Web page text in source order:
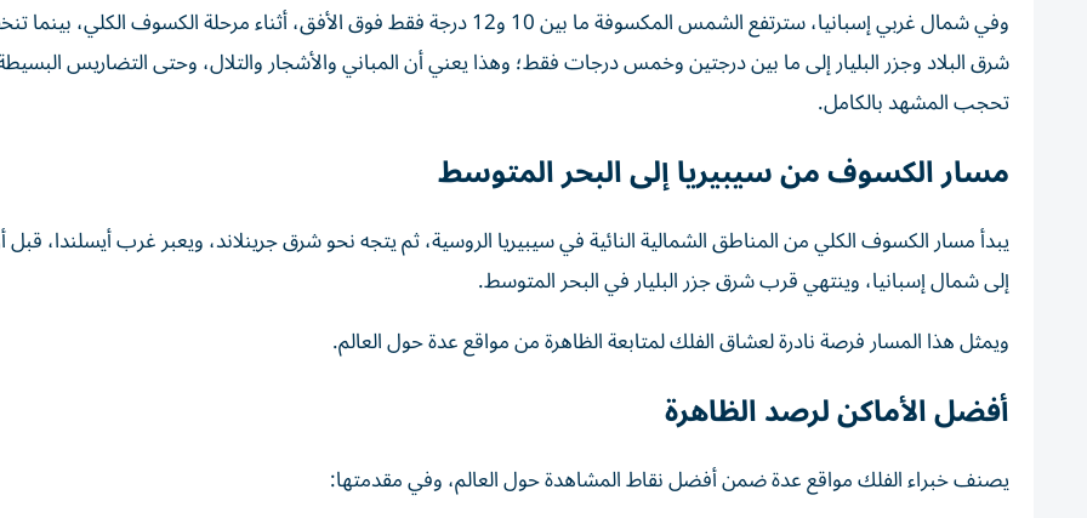
وفي شمال غربي إسبانيا، سترتفع الشمس المكسوفة ما بين 10 و12 درجة فقط فوق الأفق، أثناء مرحلة الكسوف
شرق البلاد وجزر البليار إلى ما بين درجتين وخمس درجات فقط؛ وهذا يعني أن المباني والأشجار والتلال، وحتى التضاريس
تحجب المشهد بالكامل.
مسار الكسوف من سيبيريا إلى البحر المتوسط
يبدأ مسار الكسوف الكلي من المناطق الشمالية النائية في سيبيريا الروسية، ثم يتجه نحو شرق جرينلاند، ويعبر غرب أيسلندا،
إلى شمال إسبانيا، وينتهي قرب شرق جزر البليار في البحر المتوسط.
ويمثل هذا المسار فرصة نادرة لعشاق الفلك لمتابعة الظاهرة من مواقع عدة حول العالم.
أفضل الأماكن لرصد الظاهرة
يصنف خبراء الفلك مواقع عدة ضمن أفضل نقاط المشاهدة حول العالم، وفي مقدمتها: